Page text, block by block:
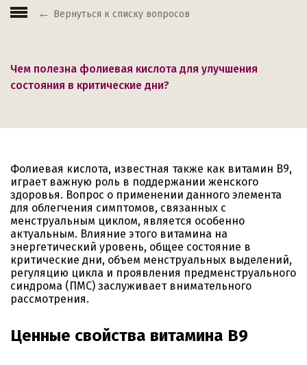
Вернуться к списку вопросов
Чем полезна фолиевая кислота для улучшения
состояния в критические дни?
Фолиевая кислота, известная также как витамин B9,
играет важную роль в поддержании женского
здоровья. Вопрос о применении данного элемента
для облегчения симптомов, связанных с
менструальным циклом, является особенно
актуальным. Влияние этого витамина на
энергетический уровень, общее состояние в
критические дни, объем менструальных выделений,
регуляцию цикла и проявления предменструального
синдрома (ПМС) заслуживает внимательного
рассмотрения.
Ценные свойства витамина В9